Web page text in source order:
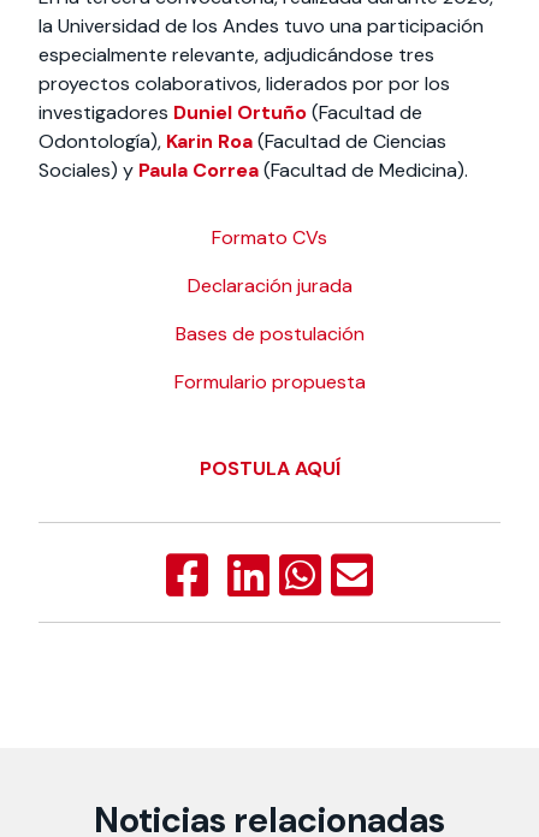
la Universidad de los Andes tuvo una participación
especialmente relevante, adjudicándose tres
proyectos colaborativos, liderados por por los
investigadores Duniel Ortuño(Facultad de
Odontología), Karin Roa(Facultad de Ciencias
Sociales) y Paula Correa(Facultad de Medicina).
Formato CVs
Declaración jurada
Bases de postulación
Formulario propuesta
POSTULA AQUÍ
Noticias relacionadas